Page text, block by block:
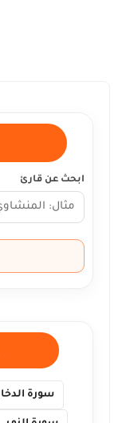
ابحث عن قارئ
سورة